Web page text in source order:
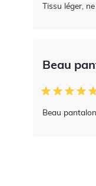
Tissu léger,
Beau
Beau